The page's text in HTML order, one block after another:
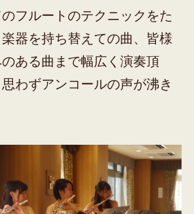
フルートのテクニックをた
器を持ち替えての曲、皆様
ある曲まで幅広く演奏頂
わずアンコールの声が沸き